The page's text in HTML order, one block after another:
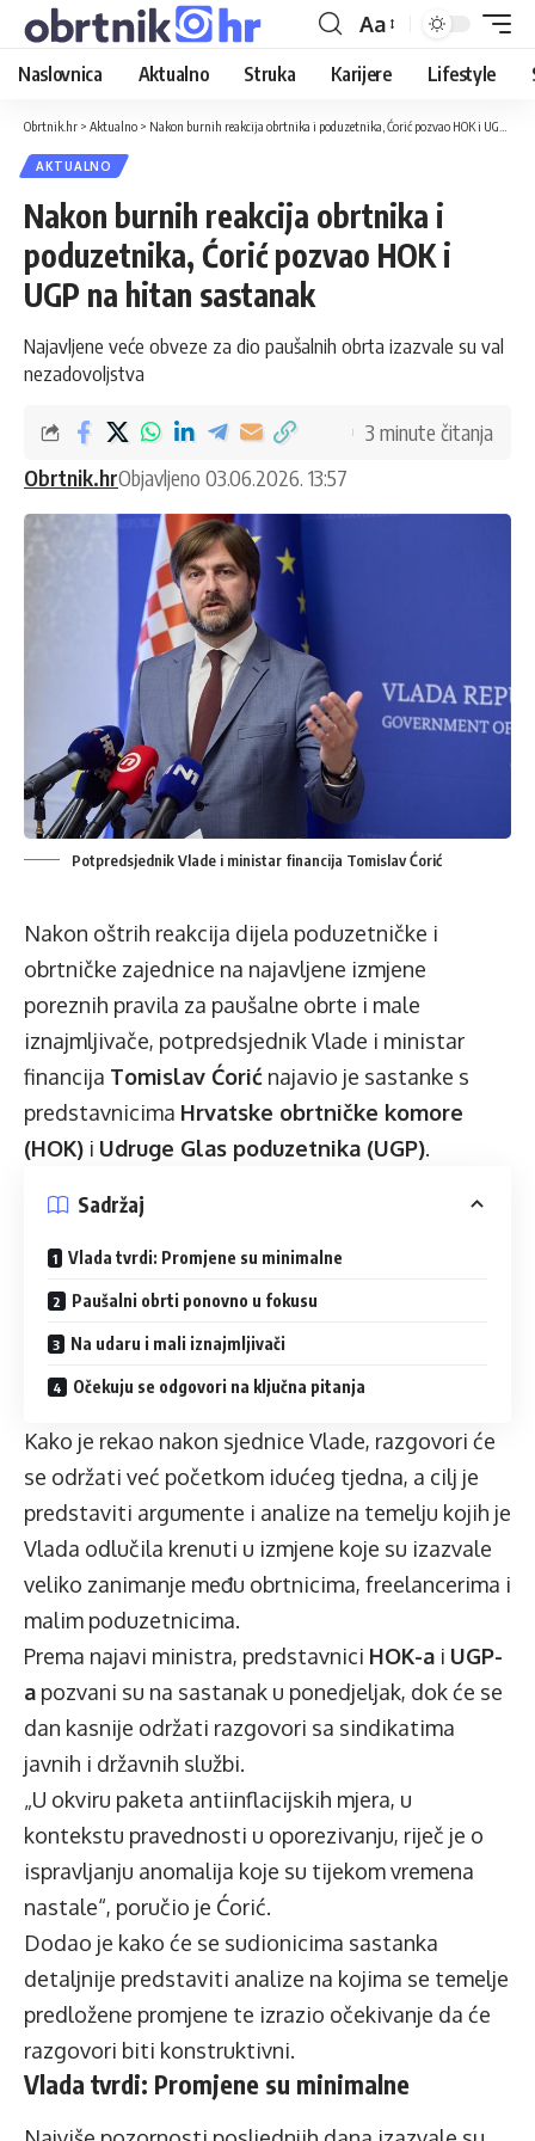
Aa
Naslovnica Aktualno Struka Karijere Lifestyle
Obrtnik.hr > Aktualno > Nakon burnih reakcija obrtnika i poduzetnika, Ćorić pozvao HOK i UGP na hitan sastanak
AKTUALNO
Nakon burnih reakcija obrtnika i
poduzetnika, Ćorić pozvao HOK i
UGP na hitan sastanak
Najavljene veće obveze za dio paušalnih obrta izazvale su val
nezadovoljstva
Obrtnik.hrObjavljeno 03.06.2026. 13:57
3 minute čitanja
Potpredsjednik Vlade i ministar financija Tomislav Ćorić
Nakon oštrih reakcija dijela poduzetničke i
obrtničke zajednice na najavljene izmjene
poreznih pravila za paušalne obrte i male
iznajmljivače, potpredsjednik Vlade i ministar
financija Tomislav Ćorić najavio je sastanke s
predstavnicima Hrvatske obrtničke komore
(HOK) i Udruge Glas poduzetnika (UGP).
Sadržaj
Vlada tvrdi: Promjene su minimalne
Paušalni obrti ponovno u fokusu
Na udaru i mali iznajmljivači
Očekuju se odgovori na ključna pitanja
Kako je rekao nakon sjednice Vlade, razgovori će
se održati već početkom idućeg tjedna, a cilj je
predstaviti argumente i analize na temelju kojih je
Vlada odlučila krenuti u izmjene koje su izazvale
veliko zanimanje među obrtnicima, freelancerima i
malim poduzetnicima.
Prema najavi ministra, predstavnici HOK-a i UGP-
a pozvani su na sastanak u ponedjeljak, dok će se
dan kasnije održati razgovori sa sindikatima
javnih i državnih službi.
„U okviru paketa antiinflacijskih mjera, u
kontekstu pravednosti u oporezivanju, riječ je o
ispravljanju anomalija koje su tijekom vremena
nastale“, poručio je Ćorić.
Dodao je kako će se sudionicima sastanka
detaljnije predstaviti analize na kojima se temelje
predložene promjene te izrazio očekivanje da će
razgovori biti konstruktivni.
Vlada tvrdi: Promjene su minimalne